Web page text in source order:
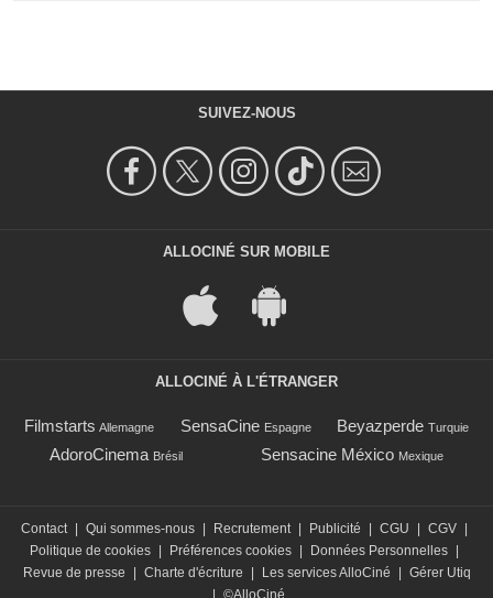
SUIVEZ-NOUS
ALLOCINÉ SUR MOBILE
ALLOCINÉ À L'ÉTRANGER
Filmstarts Allemagne SensaCine Espagne Beyazperde Turquie
AdoroCinema Brésil Sensacine México Mexique
Contact Qui sommes-nous Recrutement Publicité CGU CGV
Politique de cookies
Préférences cookies Données Personnelles
Revue de presse
Charte d'écriture Les services AlloCiné
Gérer Utiq